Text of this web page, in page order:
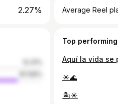
2.27% Average Reel
Top
☀️🌊
🏝️☀️